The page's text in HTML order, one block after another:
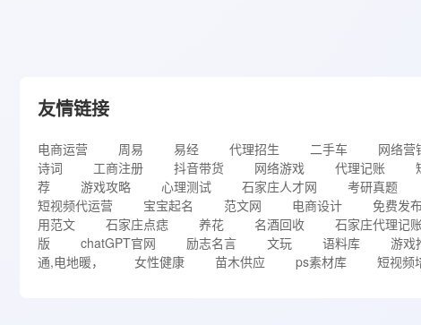
友情链接
电商运营 周易 易经 代理招生 二手车 网络营
诗词
工商注册 抖音带货 网络游戏 代理记账
荐
游戏攻略 心理测试 石家庄人才网 考研真题
短视频代运营
宝宝起名 范文网 电商设计 免费发
用范文
石家庄点痣 养花 名酒回收 石家庄代理记
版
chatGPT官网 励志名言 文玩 语料库 游戏
通,电地暖，
女性健康 苗木供应 ps素材库 短视频